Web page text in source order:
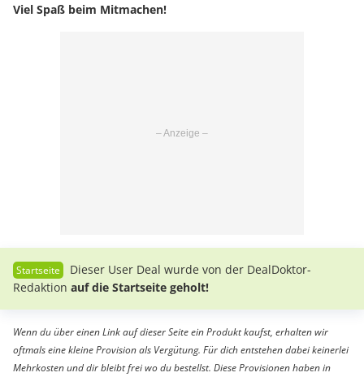
Viel Spaß beim Mitmachen!
Dieser User Deal wurde von der DealDoktor-
Redaktion auf die Startseite geholt!
Wenn du über einen Link auf dieser Seite ein Produkt kaufst, erhalten wir
oftmals eine kleine Provision als Vergütung. Für dich entstehen dabei keinerlei
Mehrkosten und dir bleibt frei wo du bestellst. Diese Provisionen haben in